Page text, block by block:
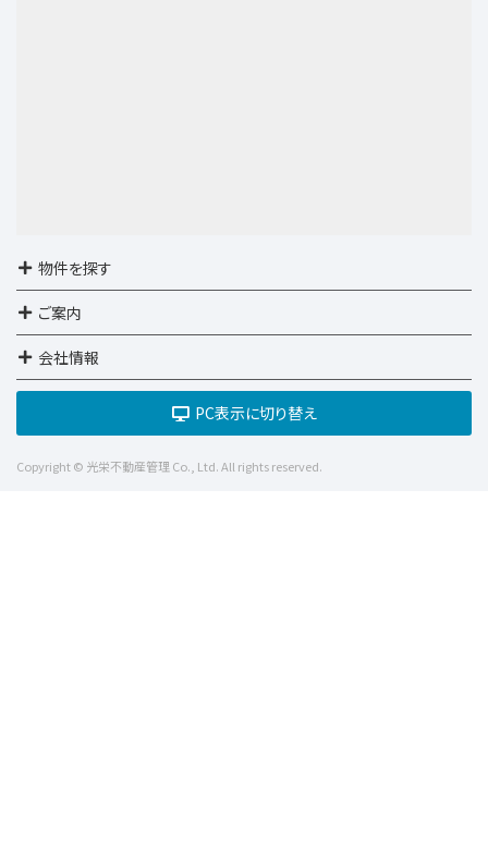
物件を探す
ご案内
会社情報
PC表示に切り替え
Copyright © 光栄不動産管理 Co., Ltd. All rights reserved.